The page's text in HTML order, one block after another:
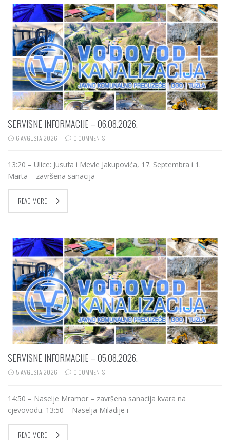
SERVISNE INFORMACIJE – 06.08.2026.
6 AVGUSTA 2026 0 COMMENTS
13:20 – Ulice: Jusufa i Mevle Jakupovića, 17. Septembra i 1.
Marta – završena sanacija
READ MORE
SERVISNE INFORMACIJE – 05.08.2026.
5 AVGUSTA 2026 0 COMMENTS
14:50 – Naselje Mramor – završena sanacija kvara na
cjevovodu. 13:50 – Naselja Miladije i
READ MORE